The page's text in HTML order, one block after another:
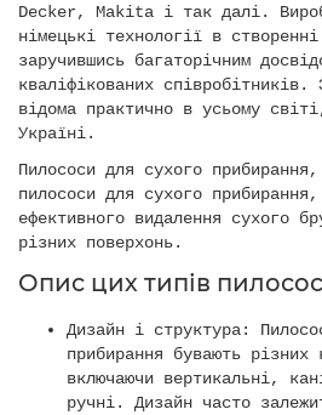
Decker, Makita і так далі.
німецькі технології в
заручившись багаторічним
кваліфікованих
відома практично в усьому
Україні.
Пилососи для сухого
пилососи для сухого
ефективного видалення сухого
різних поверхонь.
Опис цих типів
Дизайн і структура:
прибирання бувають різних
включаючи вертикальні,
ручні. Дизайн часто